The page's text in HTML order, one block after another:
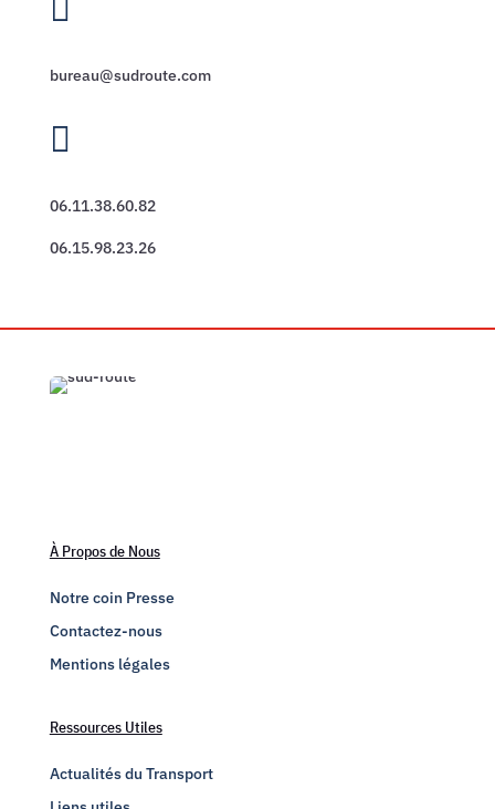

bureau@sudroute.com

06.11.38.60.82
06.15.98.23.26
À Propos de Nous
Notre coin Presse
Contactez-nous
Mentions légales
Ressources Utiles
Actualités du Transport